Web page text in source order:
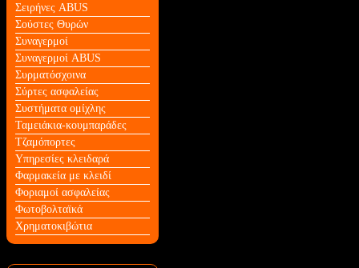
Σειρήνες ABUS
Σούστες Θυρών
Συναγερμοί
Συναγερμοί ABUS
Συρματόσχοινα
Σύρτες ασφαλείας
Συστήματα ομίχλης
Ταμειάκια-κουμπαράδες
Τζαμόπορτες
Υπηρεσίες κλειδαρά
Φαρμακεία με κλειδί
Φοριαμοί ασφαλείας
Φωτοβολταϊκά
Χρηματοκιβώτια